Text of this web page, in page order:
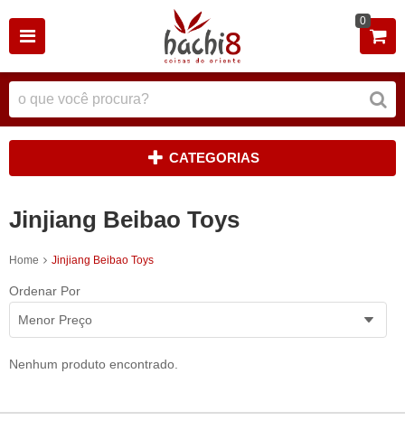
0
CATEGORIAS
Jinjiang Beibao Toys
Home Jinjiang Beibao Toys
Ordenar Por
Menor Preço
Nenhum produto encontrado.